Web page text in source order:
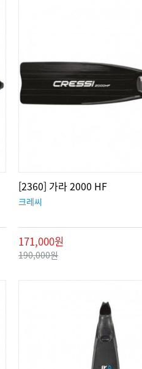
[2360] 가라 2000 HF
크레씨
171,000원
190,000원